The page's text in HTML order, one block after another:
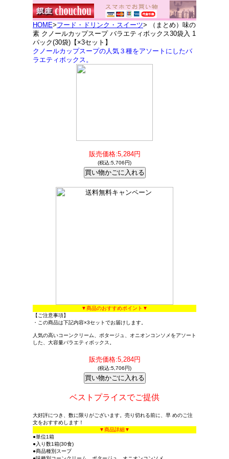
HOME>フード・ドリンク・スイーツ> （まとめ）味の
素 クノールカップスープ バラエティボックス30袋入 1
パック(30袋)【×3セット】
クノールカップスープの人気３種をアソートにしたバ
ラエティボックス。
販売価格:5,284円
(税込:5,706円)
▼商品のおすすめポイント▼
【ご注意事項】
・この商品は下記内容×3セットでお届けします。
人気の高いコーンクリーム、ポタージュ、オニオンコンソメをアソート
した、大容量バラエティボックス。
販売価格:5,284円
(税込:5,706円)
ベストプライスでご提供
大好評につき、数に限りがございます。売り切れる前に、早 めのご注
文をおすすめします！
▼商品詳細▼
●単位1箱
●入り数1箱(30食)
●商品種別スープ